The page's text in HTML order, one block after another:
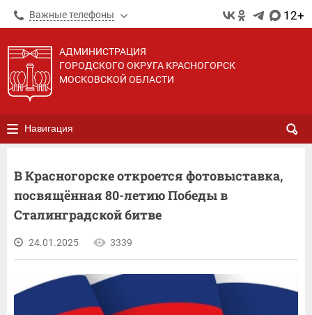
Важные телефоны 12+
АДМИНИСТРАЦИЯ
ГОРОДСКОГО ОКРУГА КРАСНОГОРСК
МОСКОВСКОЙ ОБЛАСТИ
Навигация
В Красногорске откроется фотовыставка,
посвящённая 80-летию Победы в
Сталинградской битве
24.01.2025 3339